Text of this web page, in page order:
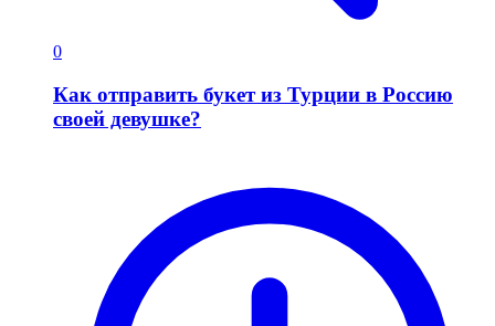
0
Как отправить букет из Турции в Россию
своей девушке?